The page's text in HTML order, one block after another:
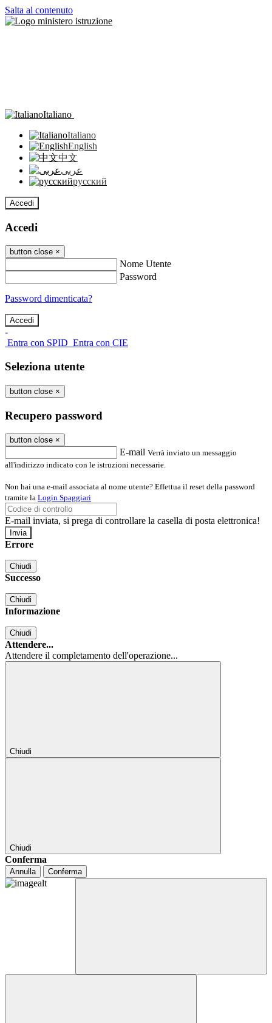
Salta al contenuto
Italiano
Italiano
English
中文
عربى
русский
Accedi
Accedi
button close ×
Nome Utente
Password
Password dimenticata?
-
Entra con SPID Entra con CIE
Seleziona utente
button close ×
Recupero password
button close ×
E-mail Verrà inviato un messaggio
all'indirizzo indicato con le istruzioni necessarie.
Non hai una e-mail associata al nome utente? Effettua il reset della password
tramite la Login Spaggiari
E-mail inviata, si prega di controllare la casella di posta elettronica!
Errore
Chiudi
Successo
Chiudi
Informazione
Chiudi
Attendere...
Attendere il completamento dell'operazione...
Chiudi
Chiudi
Conferma
Annulla Conferma